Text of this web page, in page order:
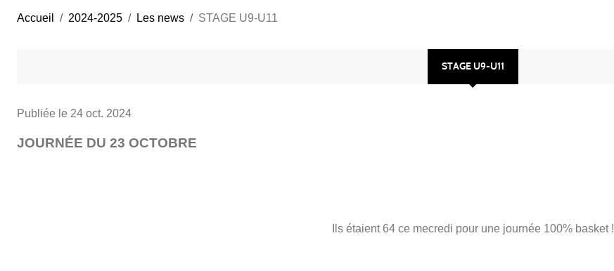
Accueil 2024-2025 Les news STAGE U9-U11
STAGE U9-U11
Publiée le 24 oct. 2024
JOURNÉE DU 23 OCTOBRE
Ils étaient 64 ce mecredi pour une journée 100% basket !